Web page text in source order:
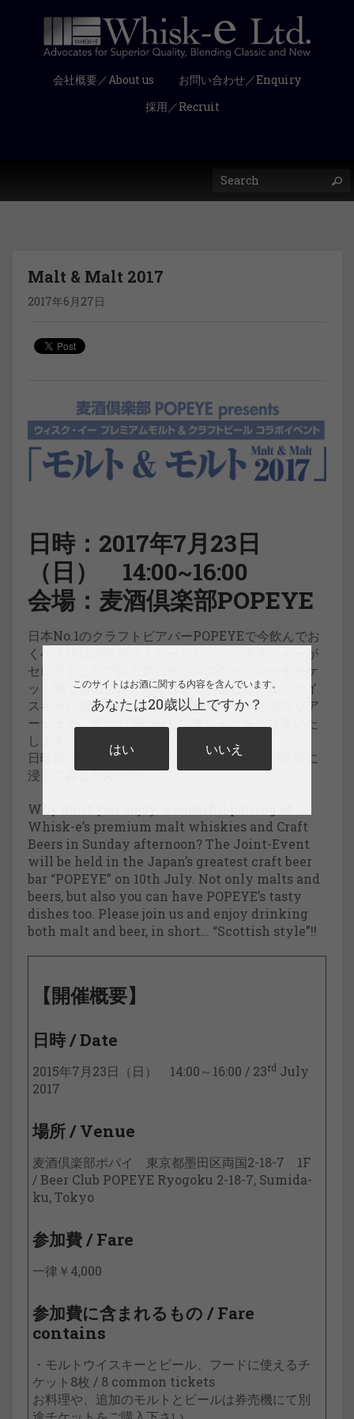
会社概要／About us
お問い合わせ／Enquiry
採用／Recruit
Malt & Malt 2017
2017年6月27日
日時：2017年7月23日
（日） 14:00~16:00
会場：麦酒倶楽部POPEYE
日本No.1のクラフトビアバーPOPEYEで今飲んでお
くべき注目のクラフトビールと、ウィスク・イーが
セレクトしたプレミアムクラスのウイスキーをチケ
ット制でお楽しみいただけます。またビールとウイ
スキーに相性抜群のPOPEYE特製フードとのマリア
ージュで、麦のお酒の新しい楽しみ方をご提案いた
します。
日曜日の昼下がり、贅沢な麦のお酒の奥深い世界に
浸ってみませんか？
Why don’t you enjoy wonderful pairing of
Whisk-e’s premium malt whiskies and Craft
Beers in Sunday afternoon? The Joint-Event
will be held in the Japan’s greatest craft beer
bar “POPEYE” on 10th July. Not only malts and
beers, but also you can have POPEYE’s tasty
dishes too. Please join us and enjoy drinking
both malt and beer, in short… “Scottish style”!!
【開催概要】
日時 / Date
2015年7月23日（日） 14:00～16:00 / 23rd July
2017
場所 / Venue
麦酒倶楽部ポパイ 東京都墨田区両国2-18-7 1F
/ Beer Club POPEYE Ryogoku 2-18-7, Sumida-
ku, Tokyo
参加費 / Fare
一律￥4,000
参加費に含まれるもの / Fare
contains
・モルトウイスキーとビール、フードに使えるチ
ケット8枚 / 8 common tickets
お料理や、追加のモルトとビールは券売機にて別
このサイトはお酒に関する内容を含んでいます。
あなたは20歳以上ですか？
はい いいえ